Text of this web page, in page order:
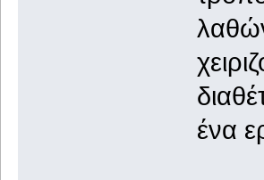
ένα